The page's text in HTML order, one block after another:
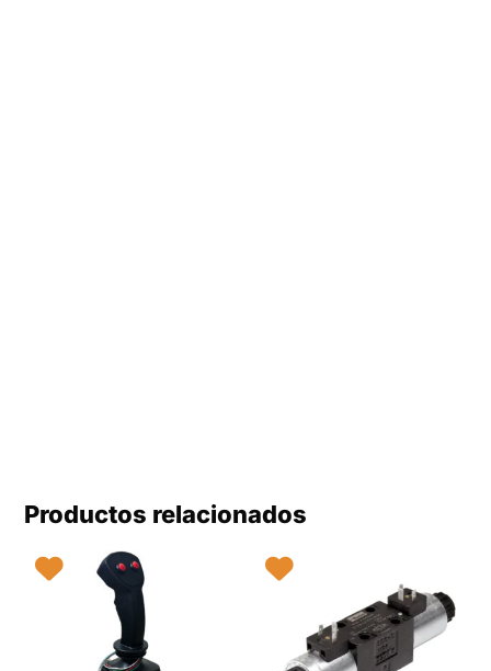
Productos relacionados